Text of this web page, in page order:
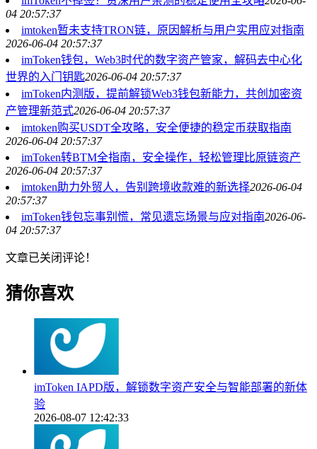
04 20:57:37
imtoken暂未支持TRON链，原因解析与用户实用应对指南
2026-06-04 20:57:37
imToken钱包，Web3时代的数字资产管家，解码去中心化
世界的入门钥匙2026-06-04 20:57:37
imToken内测版，提前解锁Web3钱包新能力，共创加密资
产管理新范式2026-06-04 20:57:37
imtoken购买USDT全攻略，安全便捷的稳定币获取指南
2026-06-04 20:57:37
imToken转BTM全指南，安全操作，轻松管理比原链资产
2026-06-04 20:57:37
imtoken助力外贸人，告别跨境收款难的新选择2026-06-04
20:57:37
imToken钱包忘事别慌，常见遗忘场景与应对指南2026-06-
04 20:57:37
文章已关闭评论！
猜你喜欢
imToken IAPD版，解锁数字资产安全与智能部署的新体
验
2026-08-07 12:42:33